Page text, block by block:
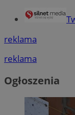
reklama
reklama
Ogłoszenia